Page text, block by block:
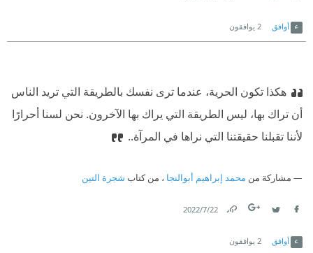
أوافق 2 يوافقون
هكذا تكون الحرية، عندما ترى نفسك بالطريقة التي تريد الناس
أن تراك بها، ليس الطريقة التي يراك بها الآخرون. نحن لسنا أحرارًا
لأننا تقبلنا حقيقتنا التي نراها في المرآة..
مشاركة من محمد إبراهيم أبوالنجا ، من كتاب شجرة التين
22‏/7‏/2022
أوافق 2 يوافقون